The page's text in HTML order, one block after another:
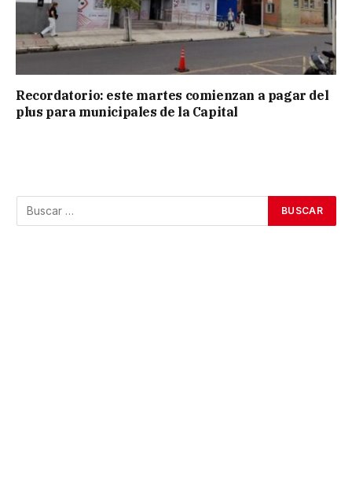
Recordatorio: este martes comienzan a pagar del
plus para municipales de la Capital